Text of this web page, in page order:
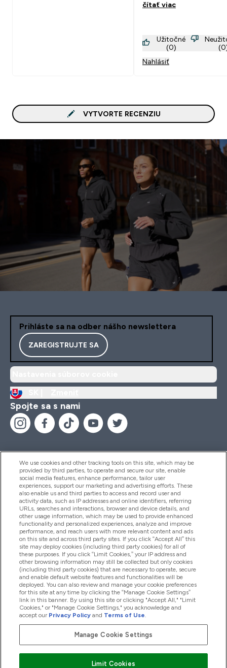
aj v inej farbe.
čítať viac
Užitočné
(0)
Nahlásiť
VYTVORTE RECENZIU
Prihláste sa na odber nášho newslettera
ZAREGISTRUJTE SA
Spojte sa s nami
Pomoc & Informácie
Produkty
Informácie O Spoločnosti
Vernosť & Odmeny
2026 The Hut.com Ltd
We use cookies and other tracking tools on this site, which may be
provided by third parties, to operate and secure our site, enable
social media features, enhance performance, tailor user
experiences, support our marketing and advertising efforts. These
also enable us and third parties to access and record user and
activity data, such as IP addresses and online identifiers, referring
URLs, searches and interactions, browser and device details, and
other usage information, which may be used to provide enhanced
functionality and personalized experiences, analyze and improve
performance, and reach users with more relevant content and ads
on this site and across third party sites. If you click “Accept All” this
site may deploy cookies (including third party cookies) for all of
these purposes. If you click “Limit Cookies,” your IP address and
other browsing information may still be collected but only cookies
(including third party cookies) that are necessary to operate, secure
and enable default website features and functionalities will be
deployed. You can also review and manage your cookie preferences
for this site at any time by clicking the “Manage Cookie Settings”
link in this banner. By using this site or clicking "Accept All," "Limit
Cookies," or "Manage Cookie Settings," you acknowledge and
accept our Privacy Policy and Terms of Use.
Manage Cookie Settings
Limit Cookies